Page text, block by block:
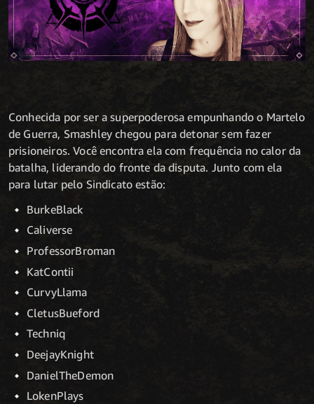
Conhecida por ser a superpoderosa empunhando o Martelo
de Guerra, Smashley chegou para detonar sem fazer
prisioneiros. Você encontra ela com frequência no calor da
batalha, liderando do fronte da disputa. Junto com ela
para lutar pelo Sindicato estão:
BurkeBlack
Caliverse
ProfessorBroman
KatContii
CurvyLlama
CletusBueford
Techniq
DeejayKnight
DanielTheDemon
LokenPlays